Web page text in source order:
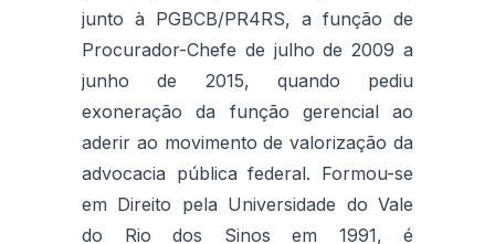
junto à PGBCB/PR4RS, a função de
Procurador-Chefe de julho de 2009 a
junho de 2015, quando pediu
exoneração da função gerencial ao
aderir ao movimento de valorização da
advocacia pública federal. Formou-se
em Direito pela Universidade do Vale
do Rio dos Sinos em 1991, é